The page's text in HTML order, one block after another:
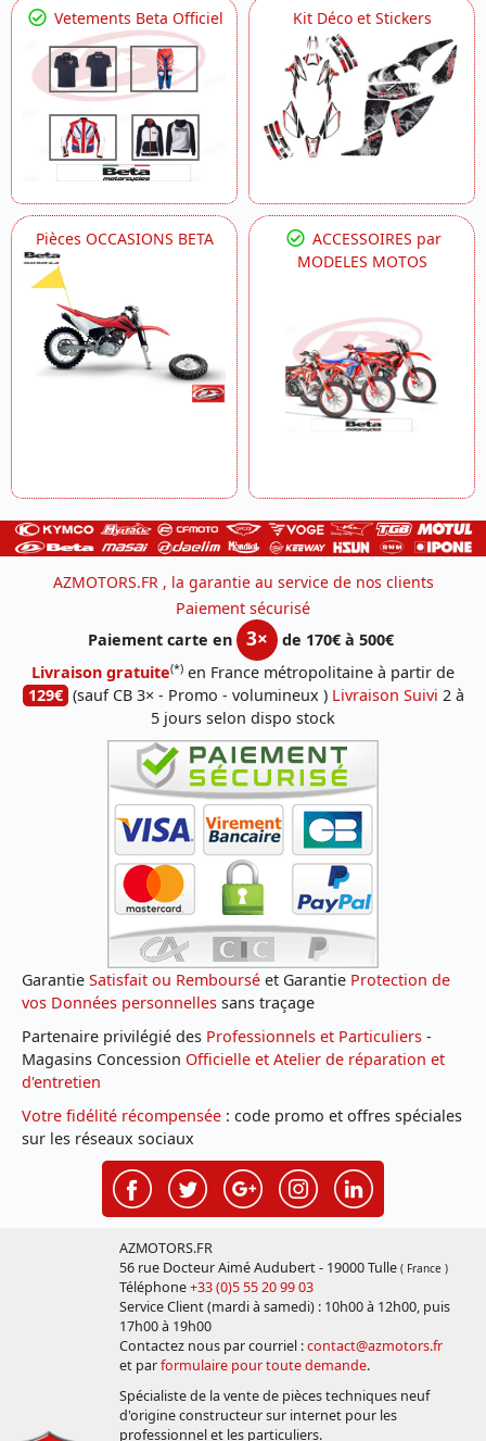
Vetements Beta Officiel Kit Déco et Stickers
Pièces OCCASIONS BETA
ACCESSOIRES par
MODELES MOTOS
AZMOTORS.FR , la garantie au service de nos clients
Paiement sécurisé
Paiement carte en
3×
de 170€ à 500€
Livraison gratuite(*) en France métropolitaine à partir de
129€ (sauf CB 3× - Promo - volumineux ) Livraison Suivi 2 à
5 jours selon dispo stock
Garantie Satisfait ou Remboursé et Garantie Protection de
vos Données personnelles sans traçage
Partenaire privilégié des Professionnels et Particuliers -
Magasins Concession Officielle et Atelier de réparation et
d'entretien
Votre fidélité récompensée : code promo et offres spéciales
sur les réseaux sociaux
AZMOTORS.FR
56 rue Docteur Aimé Audubert - 19000 Tulle ( France )
Téléphone+33 (0)5 55 20 99 03
Service Client (mardi à samedi) : 10h00 à 12h00, puis
17h00 à 19h00
Contactez nous par courriel :contact@azmotors.fr
et parformulaire pour toute demande.
Spécialiste de la vente de pièces techniques neuf
d'origine constructeur sur internet pour les
professionnel et les particuliers.